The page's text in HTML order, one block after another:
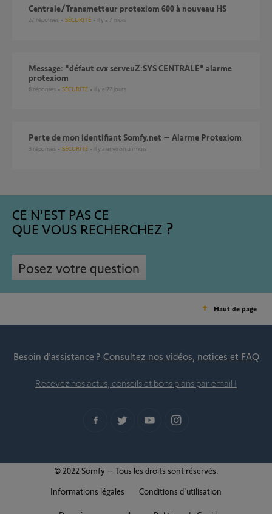
Centrale/Transmetteur protexiom 600 à nouveau HS
27 réponses SÉCURITÉ il y a 7 mois
Message: "défaut cvx serveuZ:SYS CENTRALE" alarme
protexiom
6 réponses SÉCURITÉ il y a 27 jours
Perte de mon identifiant Somfy.net – Alarme Protexiom
3 réponses SÉCURITÉ il y a environ un mois
CE N'EST PAS CE
QUE VOUS RECHERCHEZ
Posez votre question
Haut de page
Besoin d’assistance ? Consultez nos vidéos, notices et FAQ
Recevez nos actus, conseils et bons plans par email !
© 2022 Somfy – Tous les droits sont réservés.
Informations légales
Conditions d'utilisation